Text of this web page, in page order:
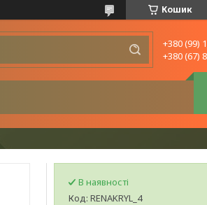
Кошик
+380 (99)
+380 (67)
В наявності
Код: RENAKRYL_4